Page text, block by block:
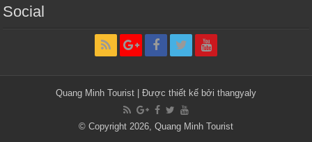
Social
Quang Minh Tourist | Được thiết kế bởi thangyaly
© Copyright 2026, Quang Minh Tourist